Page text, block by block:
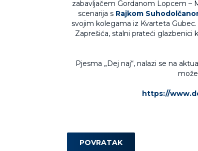
zabavljačem Gordanom Lopcem –
scenarija s Rajkom
svojim kolegama iz Kvarteta
Zaprešića, stalni prateći glazbenici
Pjesma „Dej naj“, nalazi se na
https://
POVRATAK